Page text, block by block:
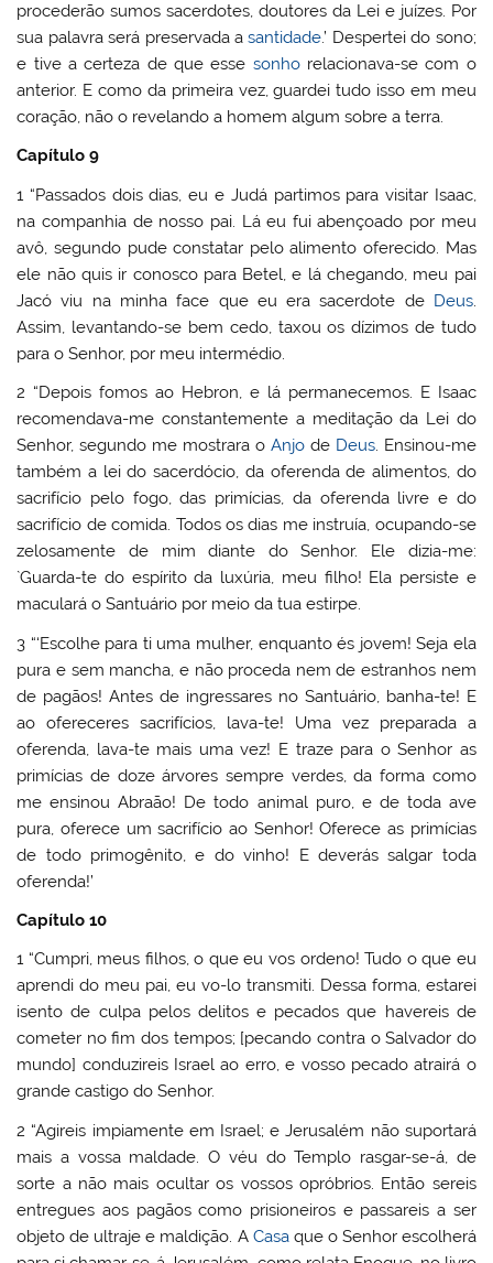
procederão sumos sacerdotes, doutores da Lei e juízes. Por
sua palavra será preservada asantidade.’ Despertei do sono;
e tive a certeza de que esse sonhorelacionava-se com o
anterior. E como da primeira vez, guardei tudo isso em meu
coração, não o revelando a homem algum sobre a terra.
Capítulo 9
1 “Passados dois dias, eu e Judá partimos para visitar Isaac,
na companhia de nosso pai. Lá eu fui abençoado por meu
avô, segundo pude constatar pelo alimento oferecido. Mas
ele não quis ir conosco para Betel, e lá chegando, meu pai
Jacó viu na minha face que eu era sacerdote de Deus.
Assim, levantando-se bem cedo, taxou os dízimos de tudo
para o Senhor, por meu intermédio.
2 “Depois fomos ao Hebron, e lá permanecemos. E Isaac
recomendava-me constantemente a meditação da Lei do
Senhor, segundo me mostrara o Anjode Deus. Ensinou-me
também a lei do sacerdócio, da oferenda de alimentos, do
sacrifício pelo fogo, das primícias, da oferenda livre e do
sacrifício de comida. Todos os dias me instruía, ocupando-se
zelosamente de mim diante do Senhor. Ele dizia-me:
`Guarda-te do espírito da luxúria, meu filho! Ela persiste e
maculará o Santuário por meio da tua estirpe.
3 “‘Escolhe para ti uma mulher, enquanto és jovem! Seja ela
pura e sem mancha, e não proceda nem de estranhos nem
de pagãos! Antes de ingressares no Santuário, banha-te! E
ao ofereceres sacrifícios, lava-te! Uma vez preparada a
oferenda, lava-te mais uma vez! E traze para o Senhor as
primícias de doze árvores sempre verdes, da forma como
me ensinou Abraão! De todo animal puro, e de toda ave
pura, oferece um sacrifício ao Senhor! Oferece as primícias
de todo primogênito, e do vinho! E deverás salgar toda
oferenda!’
Capítulo 10
1 “Cumpri, meus filhos, o que eu vos ordeno! Tudo o que eu
aprendi do meu pai, eu vo-lo transmiti. Dessa forma, estarei
isento de culpa pelos delitos e pecados que havereis de
cometer no fim dos tempos; [pecando contra o Salvador do
mundo] conduzireis Israel ao erro, e vosso pecado atrairá o
grande castigo do Senhor.
2 “Agireis impiamente em Israel; e Jerusalém não suportará
mais a vossa maldade. O véu do Templo rasgar-se-á, de
sorte a não mais ocultar os vossos opróbrios. Então sereis
entregues aos pagãos como prisioneiros e passareis a ser
objeto de ultraje e maldição. A Casaque o Senhor escolherá